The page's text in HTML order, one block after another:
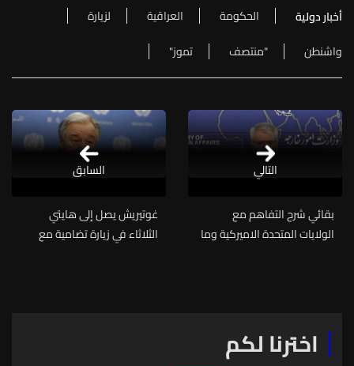
أخبار دولية الحكومة العراقية
لزيارة
واشنطن
"منتصف تموز"
التالي
بقائي شرح التفاهم مع
الولايات المتحدة الاميركية وما
غوتيريش يصل إلى هايتي
الثلاثاء في زيارة تضامية مع
السابق
اخترنا لكم